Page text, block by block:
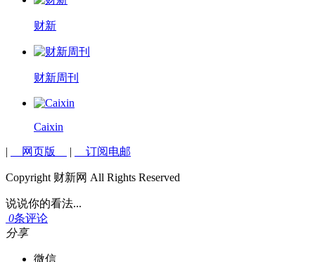
财新
财新周刊
Caixin
| 网页版 | 订阅电邮
Copyright 财新网 All Rights Reserved
说说你的看法...
0条评论
分享
微信